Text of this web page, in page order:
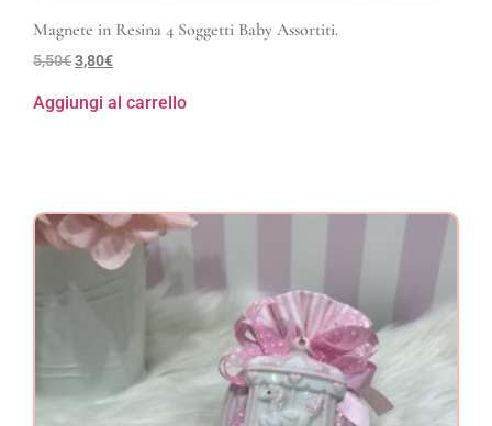
Magnete in Resina 4 Soggetti Baby Assortiti.
5,50€3,80€
Aggiungi al carrello